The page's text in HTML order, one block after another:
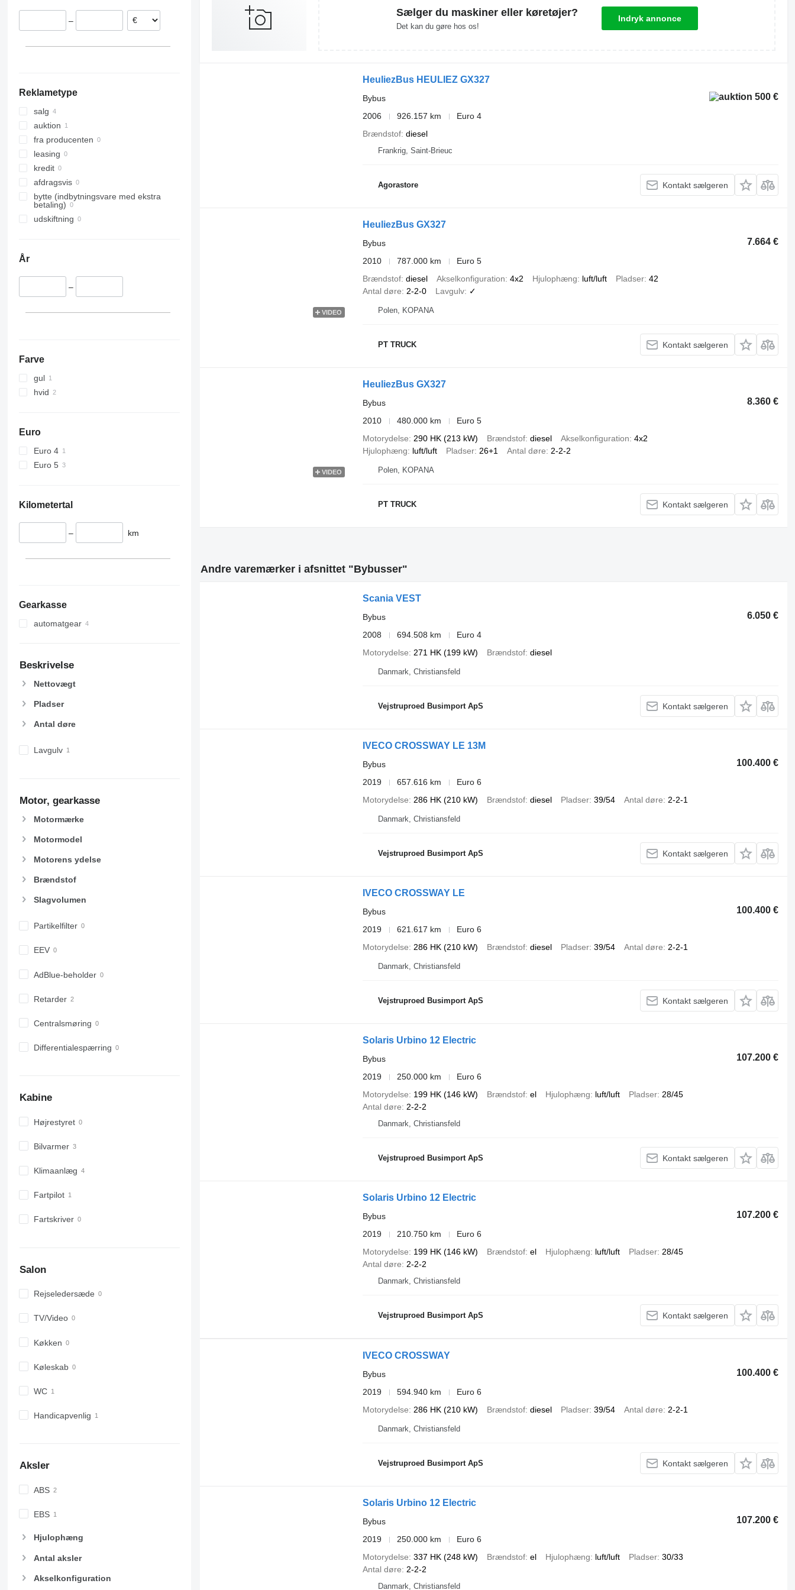
–
Reklametype
salg
auktion
fra producenten
leasing
kredit
afdragsvis
bytte (indbytningsvare med ekstra
betaling)
udskiftning
År
–
Farve
gul
hvid
Euro
Euro 4
Euro 5
Kilometertal
– km
Gearkasse
automatgear
Beskrivelse
Nettovægt
Pladser
Antal døre
Lavgulv
Motor, gearkasse
Motormærke
Motormodel
Motorens ydelse
Brændstof
Slagvolumen
Partikelfilter
EEV
AdBlue-beholder
Retarder
Centralsmøring
Differentialespærring
Kabine
Højrestyret
Bilvarmer
Klimaanlæg
Fartpilot
Fartskriver
Salon
Rejseledersæde
TV/Video
Køkken
Køleskab
WC
Handicapvenlig
Aksler
ABS
EBS
Hjulophæng
Antal aksler
Akselkonfiguration
Sælger du maskiner eller køretøjer?
Det kan du gøre hos os!
Indryk annonce
HeuliezBus HEULIEZ GX327
500 €
Bybus
2006
926.157 km
Euro 4
Brændstof diesel
Frankrig, Saint-Brieuc
Agorastore Kontakt sælgeren
VIDEO
HeuliezBus GX327
7.664 €
Bybus
2010
787.000 km
Euro 5
Brændstof diesel Akselkonfiguration 4x2 Hjulophæng luft/luft Pladser 42
Antal døre
2-2-0 Lavgulv ✓
Polen, KOPANA
PT TRUCK Kontakt sælgeren
VIDEO
HeuliezBus GX327
8.360 €
Bybus
2010
480.000 km
Euro 5
Motorydelse
290 HK (213 kW) Brændstof diesel Akselkonfiguration 4x2
Hjulophæng
luft/luft Pladser 26+1 Antal døre 2-2-2
Polen, KOPANA
PT TRUCK Kontakt sælgeren
Andre varemærker i afsnittet "Bybusser"
Scania VEST
6.050 €
Bybus
2008
694.508 km
Euro 4
Motorydelse
271 HK (199 kW) Brændstof diesel
Danmark, Christiansfeld
Vejstruproed Busimport ApS Kontakt sælgeren
IVECO CROSSWAY LE 13M
100.400 €
Bybus
2019
657.616 km
Euro 6
Motorydelse
286 HK (210 kW) Brændstof diesel Pladser 39/54 Antal døre 2-2-1
Danmark, Christiansfeld
Vejstruproed Busimport ApS Kontakt sælgeren
IVECO CROSSWAY LE
100.400 €
Bybus
2019
621.617 km
Euro 6
Motorydelse
286 HK (210 kW) Brændstof diesel Pladser 39/54 Antal døre 2-2-1
Danmark, Christiansfeld
Vejstruproed Busimport ApS Kontakt sælgeren
Solaris Urbino 12 Electric
107.200 €
Bybus
2019
250.000 km
Euro 6
Motorydelse
199 HK (146 kW) Brændstof el Hjulophæng luft/luft Pladser 28/45
Antal døre
2-2-2
Danmark, Christiansfeld
Vejstruproed Busimport ApS Kontakt sælgeren
Solaris Urbino 12 Electric
107.200 €
Bybus
2019
210.750 km
Euro 6
Motorydelse
199 HK (146 kW) Brændstof el Hjulophæng luft/luft Pladser 28/45
Antal døre
2-2-2
Danmark, Christiansfeld
Vejstruproed Busimport ApS Kontakt sælgeren
IVECO CROSSWAY
100.400 €
Bybus
2019
594.940 km
Euro 6
Motorydelse
286 HK (210 kW) Brændstof diesel Pladser 39/54 Antal døre 2-2-1
Danmark, Christiansfeld
Vejstruproed Busimport ApS Kontakt sælgeren
Solaris Urbino 12 Electric
107.200 €
Bybus
2019
250.000 km
Euro 6
Motorydelse 337 HK (248 kW) Brændstof el Hjulophæng luft/luft Pladser 30/33
Antal døre
2-2-2
Danmark, Christiansfeld